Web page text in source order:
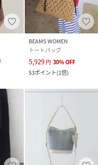
BEAMS WOMEN
トートバッグ
5,929円 30%OFF
53ポイント(1倍)